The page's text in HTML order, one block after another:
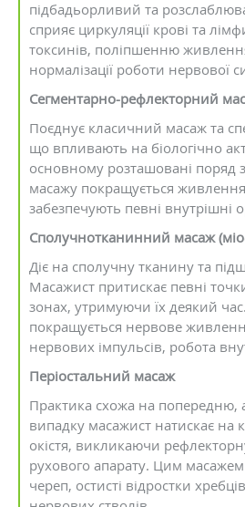
підбадьорливий та
сприяє циркуляції крові та
токсинів, поліпшенню
нормалізації роботи нервової
Сегментарно-рефлекторний
Поєднує класичний масаж та
що впливають на біологічно
основному розташовані поряд
масажу покращується
забезпечують певні внутрішні
Сполучнотканинний масаж
Діє на сполучну тканину та
Масажист притискає певні
зонах, утримуючи їх деякий
покращується нервове
нервових імпульсів, робота
Періостальний масаж
Практика схожа на попередню,
випадку масажист натискає на
окістя, викликаючи
рухового апарату. Цим
череп, остисті відростки